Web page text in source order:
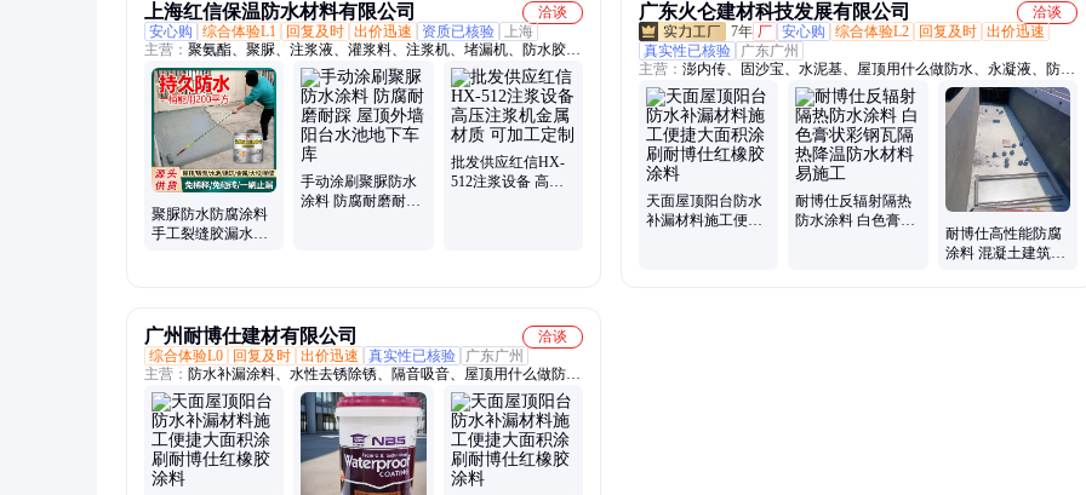
上海红信保温防水材料有限公司
洽谈
安心购
综合体验L1 回复及时 出价迅速 资质已核验
上海
主营： 聚氨酯、聚脲、注浆液、灌浆料、注浆机、堵漏机、防水胶、
防水渗透剂、堵漏王、止水针头、牛油头、液体卷材、防水涂料、防
洪防汛挡水板、五金配件、防水胶带、高压管、组合开关
聚脲防水防腐涂料
手工裂缝胶漏水补
手动涂刷聚脲防水
涂料 防腐耐磨耐踩
批发供应红信HX-
512注浆设备 高压
广东火仑建材科技发展有限公司
洽谈
7年 厂 安心购 综合体验L2 回复及时 出价迅速
真实性已核验
广东广州
主营： 澎内传、固沙宝、水泥基、屋顶用什么做防水、永凝液、防水
剂、911聚氨酯、防水材料、复合防腐、树脂防水、火仑建材、防水
涂料、珠保温材料、地下室防水、丙烯酸树脂、水泥混凝土、防水粘
结剂、强力砂浆胶、甲基丙烯酸、珠保温隔热、三乙氧硅烷、混凝土
表面、聚氨酯防水、纤维增强桥面、保温隔热材料、防腐材料
天面屋顶阳台防水
补漏材料施工便捷
耐博仕反辐射隔热
防水涂料 白色膏状
耐博仕高性能防腐
涂料 混凝土建筑物
广州耐博仕建材有限公司
洽谈
综合体验L0
回复及时 出价迅速 真实性已核验
广东广州
主营： 防水补漏涂料、水性去锈除锈、隔音吸音、屋顶用什么做防
水、重度防腐材料、隔热防水、保温隔热、通用型防水